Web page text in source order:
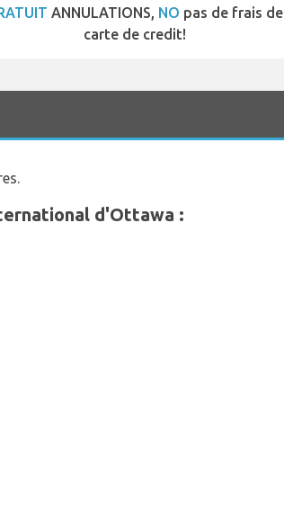
ANNULATIONS, NO pas de frais de
carte de credit!
d'Ottawa :